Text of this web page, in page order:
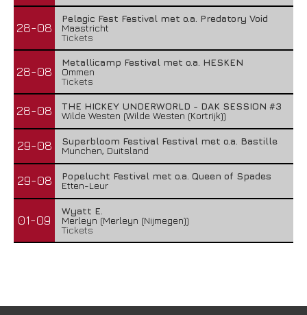
28-08
Pelagic Fest Festival met o.a. Predatory Void
Maastricht
Tickets
28-08
Metallicamp Festival met o.a. HESKEN
Ommen
Tickets
28-08
THE HICKEY UNDERWORLD - DAK SESSION #3
Wilde Westen (Wilde Westen (Kortrijk))
29-08
Superbloom Festival Festival met o.a. Bastille
Munchen, Duitsland
29-08
Popelucht Festival met o.a. Queen of Spades
Etten-Leur
01-09
Wyatt E.
Merleyn (Merleyn (Nijmegen))
Tickets